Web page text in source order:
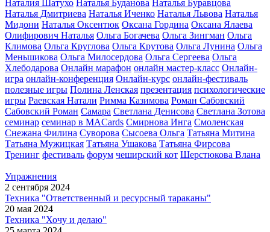
Наталия Шатухо Наталья Буданова Наталья Буравцова
Наталья Дмитриева Наталья Иченко Наталья Львова Наталья
Мидони Наталья Оксентюк Оксана Гордина Оксана Ялаева
Олифирович Наталья Ольга Богачева Ольга Зингман Ольга
Климова Ольга Круглова Ольга Крутова Ольга Лунина Ольга
Меньшикова Ольга Милосердова Ольга Сергеева Ольга
Хлебодарова Онлайн марафон онлайн мастер-класс Онлайн-
игра онлайн-конференция Онлайн-курс онлайн-фестиваль
полезные игры Полина Ленская презентация психологические
игры Раевская Натали Римма Казимова Роман Сабовский
Сабовский Роман Самара Светлана Денисова Светлана Зотова
семинар семинар в MACards Смирнова Инга Смоленская
Снежана Филина Суворова Сысоева Ольга Татьяна Митина
Татьяна Мужицкая Татьяна Ушакова Татьяна Фирсова
Тренинг фестиваль форум чеширский кот Шерстюкова Влана
Упражнения
2 сентября 2024
Техника "Ответственный и ресурсный тараканы"
20 мая 2024
Техника "Хочу и делаю"